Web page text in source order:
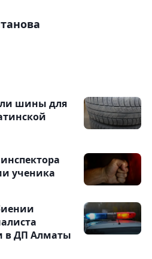
шины для
ученика
в ДП Алматы